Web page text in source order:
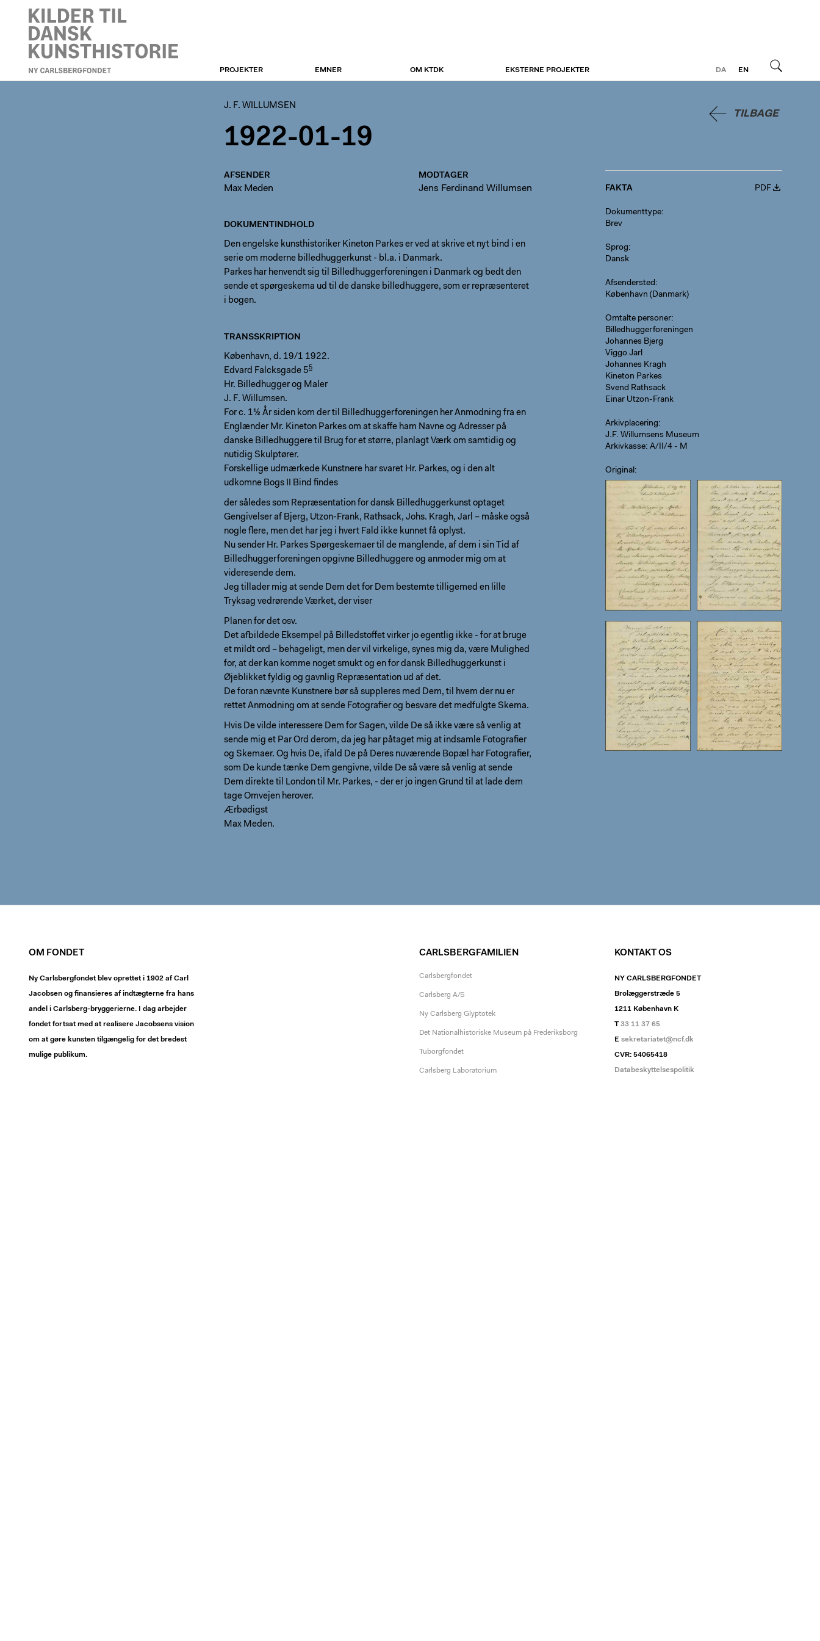
J. F. WILLUMSEN
DA
EN
PROJEKTER EMNER OM KTDK EKSTERNE PROJEKTER
TILBAGE
J. F. WILLUMSEN
1922-01-19
AFSENDER
Max Meden
MODTAGER
Jens Ferdinand Willumsen
DOKUMENTINDHOLD
Den engelske kunsthistoriker Kineton Parkes er ved at skrive et nyt bind i en
serie om moderne billedhuggerkunst - bl.a. i Danmark.
Parkes har henvendt sig til Billedhuggerforeningen i Danmark og bedt den
sende et spørgeskema ud til de danske billedhuggere, som er repræsenteret
i bogen.
TRANSSKRIPTION
København, d. 19/1 1922.
Edvard Falcksgade 55
Hr. Billedhugger og Maler
J. F. Willumsen.
For c. 1½ År siden kom der til Billedhuggerforeningen her Anmodning fra en
Englænder Mr. Kineton Parkes om at skaffe ham Navne og Adresser på
danske Billedhuggere til Brug for et større, planlagt Værk om samtidig og
nutidig Skulptører.
Forskellige udmærkede Kunstnere har svaret Hr. Parkes, og i den alt
udkomne Bogs II Bind findes
der således som Repræsentation for dansk Billedhuggerkunst optaget
Gengivelser af Bjerg, Utzon-Frank, Rathsack, Johs. Kragh, Jarl – måske også
nogle flere, men det har jeg i hvert Fald ikke kunnet få oplyst.
Nu sender Hr. Parkes Spørgeskemaer til de manglende, af dem i sin Tid af
Billedhuggerforeningen opgivne Billedhuggere og anmoder mig om at
videresende dem.
Jeg tillader mig at sende Dem det for Dem bestemte tilligemed en lille
Tryksag vedrørende Værket, der viser
Planen for det osv.
Det afbildede Eksempel på Billedstoffet virker jo egentlig ikke - for at bruge
et mildt ord – behageligt, men der vil virkelige, synes mig da, være Mulighed
for, at der kan komme noget smukt og en for dansk Billedhuggerkunst i
Øjeblikket fyldig og gavnlig Repræsentation ud af det.
De foran nævnte Kunstnere bør så suppleres med Dem, til hvem der nu er
rettet Anmodning om at sende Fotografier og besvare det medfulgte Skema.
Hvis De vilde interessere Dem for Sagen, vilde De så ikke være så venlig at
sende mig et Par Ord derom, da jeg har påtaget mig at indsamle Fotografier
og Skemaer. Og hvis De, ifald De på Deres nuværende Bopæl har Fotografier,
som De kunde tænke Dem gengivne, vilde De så være så venlig at sende
Dem direkte til London til Mr. Parkes, - der er jo ingen Grund til at lade dem
tage Omvejen herover.
Ærbødigst
Max Meden.
FAKTA PDF
Dokumenttype
Brev
Sprog
Dansk
Afsendersted
København (Danmark)
Omtalte personer
Billedhuggerforeningen
Johannes Bjerg
Viggo Jarl
Johannes Kragh
Kineton Parkes
Svend Rathsack
Einar Utzon-Frank
Arkivplacering
J.F. Willumsens Museum
Arkivkasse: A/II/4 - M
Original
OM FONDET
Ny Carlsbergfondet blev oprettet i 1902 af Carl
Jacobsen og finansieres af indtægterne fra hans
andel i Carlsberg-bryggerierne. I dag arbejder
fondet fortsat med at realisere Jacobsens vision
om at gøre kunsten tilgængelig for det bredest
mulige publikum.
CARLSBERGFAMILIEN
Carlsbergfondet
Carlsberg A/S
Ny Carlsberg Glyptotek
Det Nationalhistoriske Museum på Frederiksborg
Tuborgfondet
Carlsberg Laboratorium
KONTAKT OS
NY CARLSBERGFONDET
Brolæggerstræde 5
1211 København K
T33 11 37 65
E sekretariatet@ncf.dk
CVR: 54065418
Databeskyttelsespolitik